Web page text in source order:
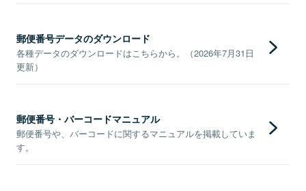
郵便番号データのダウンロード
各種データのダウンロードはこちらから。（2026年7月31日
更新）
郵便番号・バーコードマニュアル
郵便番号や、バーコードに関するマニュアルを掲載していま
す。